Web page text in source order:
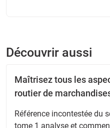
Découvrir aussi
Maîtrisez tous les
routier de
Référence incontestée du
tome 1 analyse et